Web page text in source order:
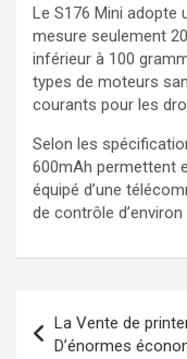
Le S176 Mini adopte
mesure seulement
inférieur à 100
types de moteurs
courants pour les
Selon les
600mAh permettent
équipé d’une
de contrôle
de
La Vente de
D’énormes